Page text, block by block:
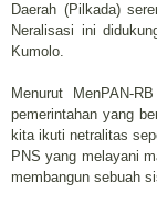
Daerah (Pilkada)
Neralisasi ini
Kumolo.
Menurut MenPAN-
pemerintahan yang
kita ikuti netralitas
PNS yang melayani
membangun sebuah